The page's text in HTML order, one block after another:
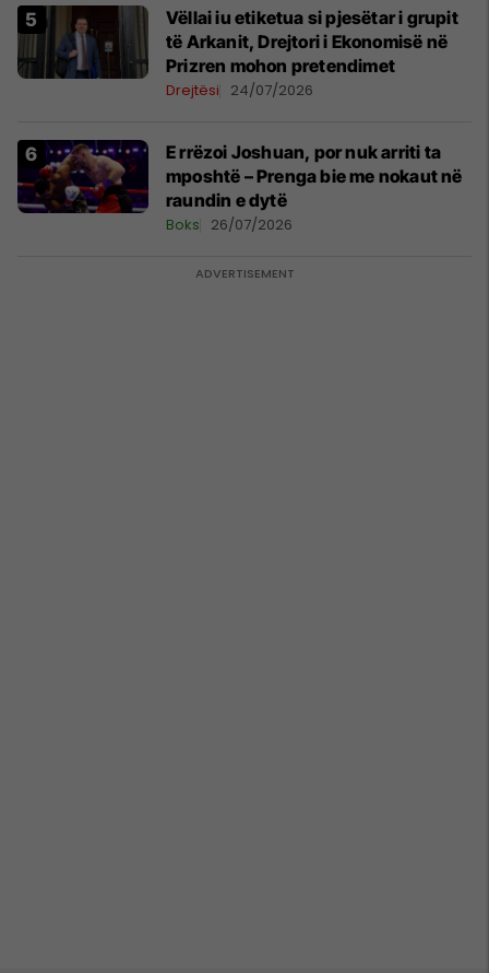
Vëllai iu etiketua si pjesëtar i grupit
të Arkanit, Drejtori i Ekonomisë në
Prizren mohon pretendimet
Drejtësi 24/07/2026
E rrëzoi Joshuan, por nuk arriti ta
mposhtë – Prenga bie me nokaut në
raundin e dytë
Boks 26/07/2026